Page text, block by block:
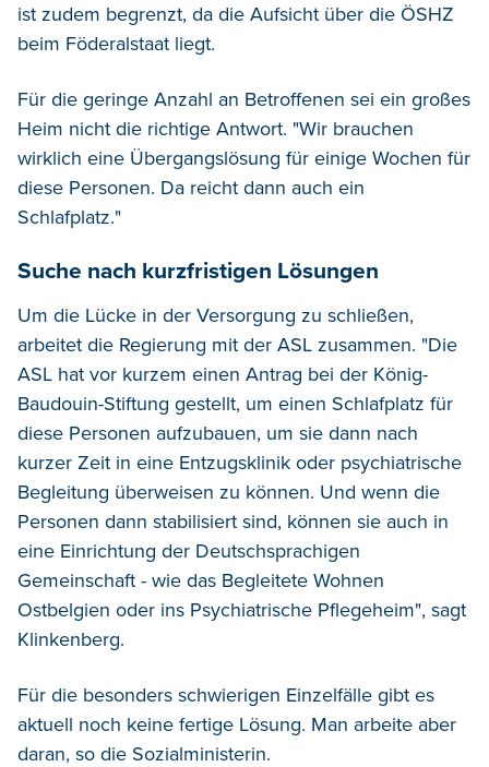
ist zudem begrenzt, da die Aufsicht über die ÖSHZ
beim Föderalstaat liegt.
Für die geringe Anzahl an Betroffenen sei ein großes
Heim nicht die richtige Antwort. "Wir brauchen
wirklich eine Übergangslösung für einige Wochen für
diese Personen. Da reicht dann auch ein
Schlafplatz."
Suche nach kurzfristigen Lösungen
Um die Lücke in der Versorgung zu schließen,
arbeitet die Regierung mit der ASL zusammen. "Die
ASL hat vor kurzem einen Antrag bei der König-
Baudouin-Stiftung gestellt, um einen Schlafplatz für
diese Personen aufzubauen, um sie dann nach
kurzer Zeit in eine Entzugsklinik oder psychiatrische
Begleitung überweisen zu können. Und wenn die
Personen dann stabilisiert sind, können sie auch in
eine Einrichtung der Deutschsprachigen
Gemeinschaft - wie das Begleitete Wohnen
Ostbelgien oder ins Psychiatrische Pflegeheim", sagt
Klinkenberg.
Für die besonders schwierigen Einzelfälle gibt es
aktuell noch keine fertige Lösung. Man arbeite aber
daran, so die Sozialministerin.